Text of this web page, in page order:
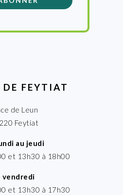
FEYTIAT
de Leun
Feytiat
au jeudi
et 13h30 à 18h00
vendredi
et 13h30 à 17h30